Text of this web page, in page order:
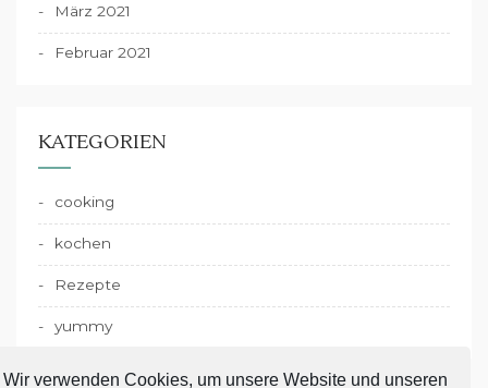
Wir verwenden Cookies, um unsere Website und unseren
März 2021
Februar 2021
KATEGORIEN
cooking
kochen
Rezepte
yummy